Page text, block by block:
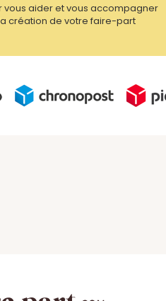
vous aider et vous accompagner
création de votre faire-part